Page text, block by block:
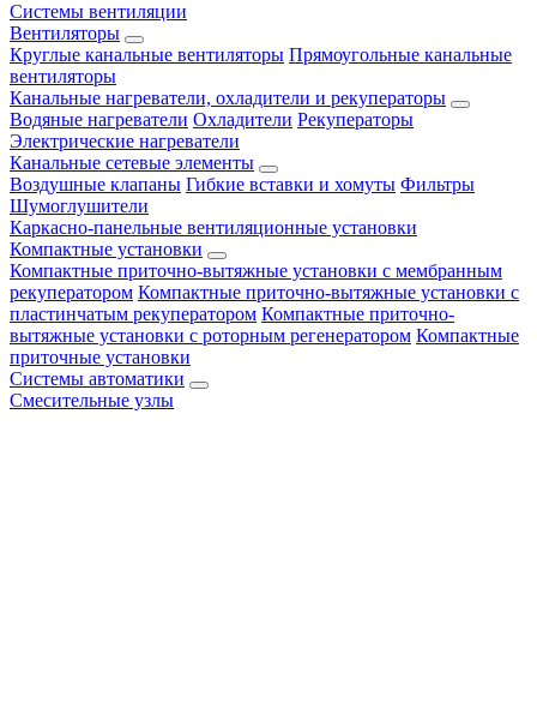
Системы вентиляции
Вентиляторы
Круглые канальные вентиляторы Прямоугольные канальные
вентиляторы
Канальные нагреватели, охладители и рекуператоры
Водяные нагреватели Охладители Рекуператоры
Электрические нагреватели
Канальные сетевые элементы
Воздушные клапаны Гибкие вставки и хомуты Фильтры
Шумоглушители
Каркасно-панельные вентиляционные установки
Компактные установки
Компактные приточно-вытяжные установки с мембранным
рекуператором Компактные приточно-вытяжные установки с
пластинчатым рекуператором Компактные приточно-
вытяжные установки с роторным регенератором Компактные
приточные установки
Системы автоматики
Смесительные узлы